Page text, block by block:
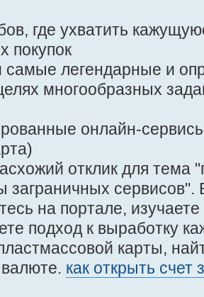
где ухватить
покупок
самые легендарные и
многообразных
онлайн-
отклик для тема
заграничных
на портале,
подход к выработку
карты,
как открыть счет